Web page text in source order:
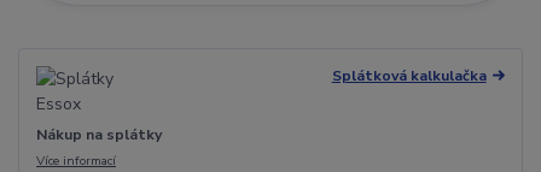
Splátková kalkulačka
Nákup na splátky
Více informací